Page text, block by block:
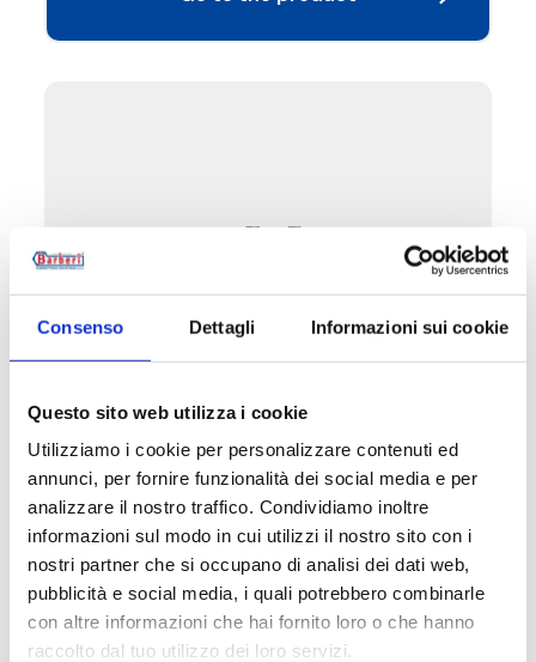
Consenso Dettagli Informazioni sui cookie
Questo sito web utilizza i cookie
Utilizziamo i cookie per personalizzare contenuti ed
annunci, per fornire funzionalità dei social media e per
analizzare il nostro traffico. Condividiamo inoltre
informazioni sul modo in cui utilizzi il nostro sito con i
nostri partner che si occupano di analisi dei dati web,
pubblicità e social media, i quali potrebbero combinarle
con altre informazioni che hai fornito loro o che hanno
raccolto dal tuo utilizzo dei loro servizi.
F06.DN40-50
Material: steel
Max working temperature : 110 °C
Connection centre distance: 125 mm
Max working pressure : 6 bar
To be coupled to DN 40 and DN 50 groups